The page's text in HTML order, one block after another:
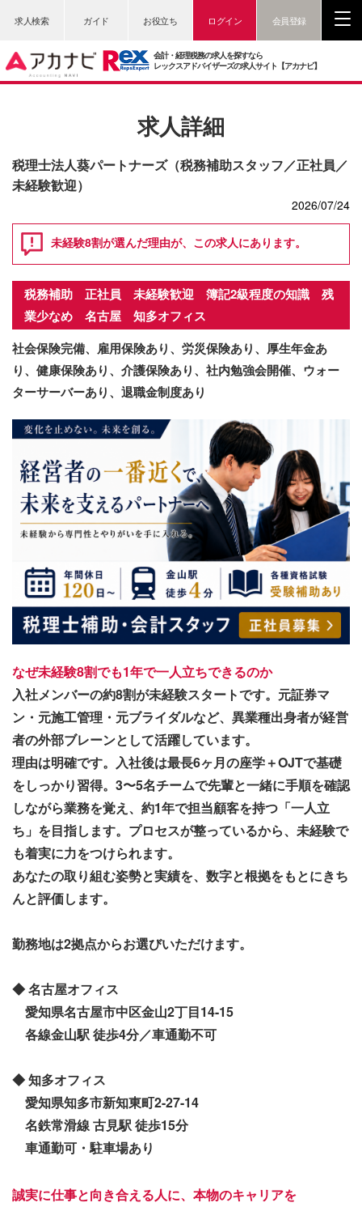
求人検索 ガイド お役立ち ログイン 会員登録
会計・経理税務の求人を探すなら
レックスアドバイザーズの求人サイト【アカナビ】
求人詳細
税理士法人葵パートナーズ（税務補助スタッフ／正社員／
未経験歓迎）
2026/07/24
未経験8割が選んだ理由が、この求人にあります。
税務補助 正社員 未経験歓迎 簿記2級程度の知識 残
業少なめ 名古屋 知多オフィス
社会保険完備、雇用保険あり、労災保険あり、厚生年金あ
り、健康保険あり、介護保険あり、社内勉強会開催、ウォー
ターサーバーあり、退職金制度あり
なぜ未経験8割でも1年で一人立ちできるのか
入社メンバーの約8割が未経験スタートです。元証券マ
ン・元施工管理・元ブライダルなど、異業種出身者が経営
者の外部ブレーンとして活躍しています。
理由は明確です。入社後は最長6ヶ月の座学＋OJTで基礎
をしっかり習得。3〜5名チームで先輩と一緒に手順を確認
しながら業務を覚え、約1年で担当顧客を持つ「一人立
ち」を目指します。プロセスが整っているから、未経験で
も着実に力をつけられます。
あなたの取り組む姿勢と実績を、数字と根拠をもとにきち
んと評価します。
勤務地は2拠点からお選びいただけます。
◆ 名古屋オフィス
愛知県名古屋市中区金山2丁目14-15
各線金山駅 徒歩4分／車通勤不可
◆ 知多オフィス
愛知県知多市新知東町2-27-14
名鉄常滑線 古見駅 徒歩15分
車通勤可・駐車場あり
誠実に仕事と向き合える人に、本物のキャリアを